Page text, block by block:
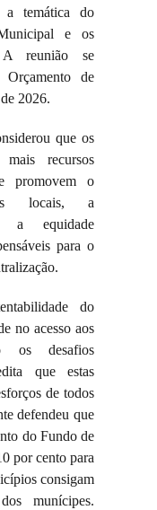
a temática do
e os
A reunião se
Orçamento de
2026.
que os
recursos
promovem o
locais, a
a equidade
para o
do
no acesso aos
os desafios
que estas
de todos
defendeu que
do Fundo de
por cento para
consigam
munícipes.